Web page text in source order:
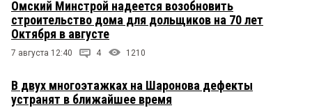
Омский Минстрой надеется возобновить
строительство дома для дольщиков на 70 лет
Октября в августе
7 августа 12:40 4 1210
В двух многоэтажках на Шаронова дефекты
устранят в ближайшее время